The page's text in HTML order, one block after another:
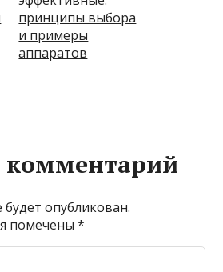
принципы выбора
и примеры
аппаратов
комментарий
опубликован.
помечены*